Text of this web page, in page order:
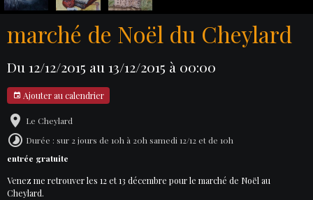
marché de Noël du Cheylard
Du 12/12/2015 au 13/12/2015 à 00:00
Ajouter au calendrier
Le Cheylard
Durée : sur 2 jours de 10h à 20h samedi 12/12 et de 10h
entrée gratuite
Venez me retrouver les 12 et 13 décembre pour le marché de Noël au
Cheylard.